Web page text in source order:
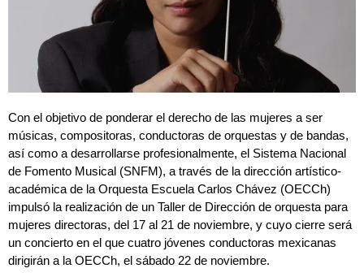
Con el objetivo de ponderar el derecho de las mujeres a ser
músicas, compositoras, conductoras de orquestas y de bandas,
así como a desarrollarse profesionalmente, el Sistema Nacional
de Fomento Musical (SNFM), a través de la dirección artístico-
académica de la Orquesta Escuela Carlos Chávez (OECCh)
impulsó la realización de un Taller de Dirección de orquesta para
mujeres directoras, del 17 al 21 de noviembre, y cuyo cierre será
un concierto en el que cuatro jóvenes conductoras mexicanas
dirigirán a la OECCh, el sábado 22 de noviembre.